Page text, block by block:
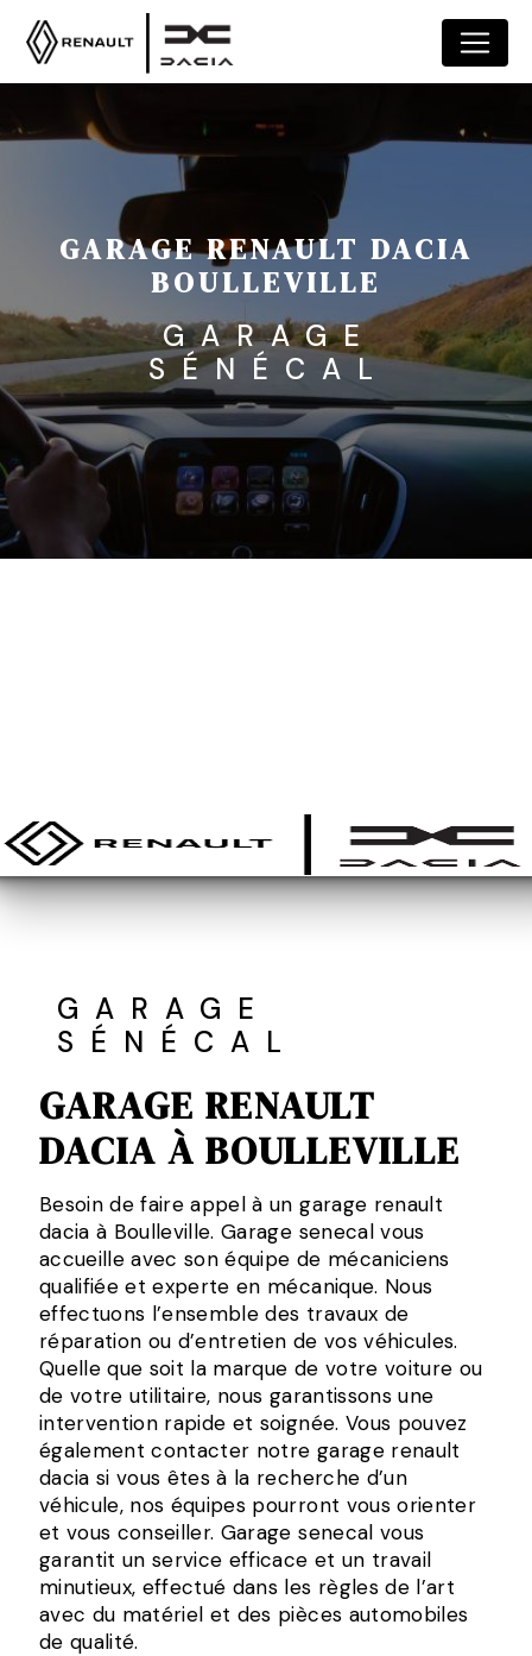
GARAGE RENAULT DACIA
BOULLEVILLE
GARAGE
SÉNÉCAL
GARAGE
SÉNÉCAL
GARAGE RENAULT
DACIA À BOULLEVILLE
Besoin de faire appel à un garage renault
dacia à Boulleville. Garage senecal vous
accueille avec son équipe de mécaniciens
qualifiée et experte en mécanique. Nous
effectuons l’ensemble des travaux de
réparation ou d’entretien de vos véhicules.
Quelle que soit la marque de votre voiture ou
de votre utilitaire, nous garantissons une
intervention rapide et soignée. Vous pouvez
également contacter notre garage renault
dacia si vous êtes à la recherche d’un
véhicule, nos équipes pourront vous orienter
et vous conseiller. Garage senecal vous
garantit un service efficace et un travail
minutieux, effectué dans les règles de l’art
avec du matériel et des pièces automobiles
de qualité.
Panneau de gestion des cookies